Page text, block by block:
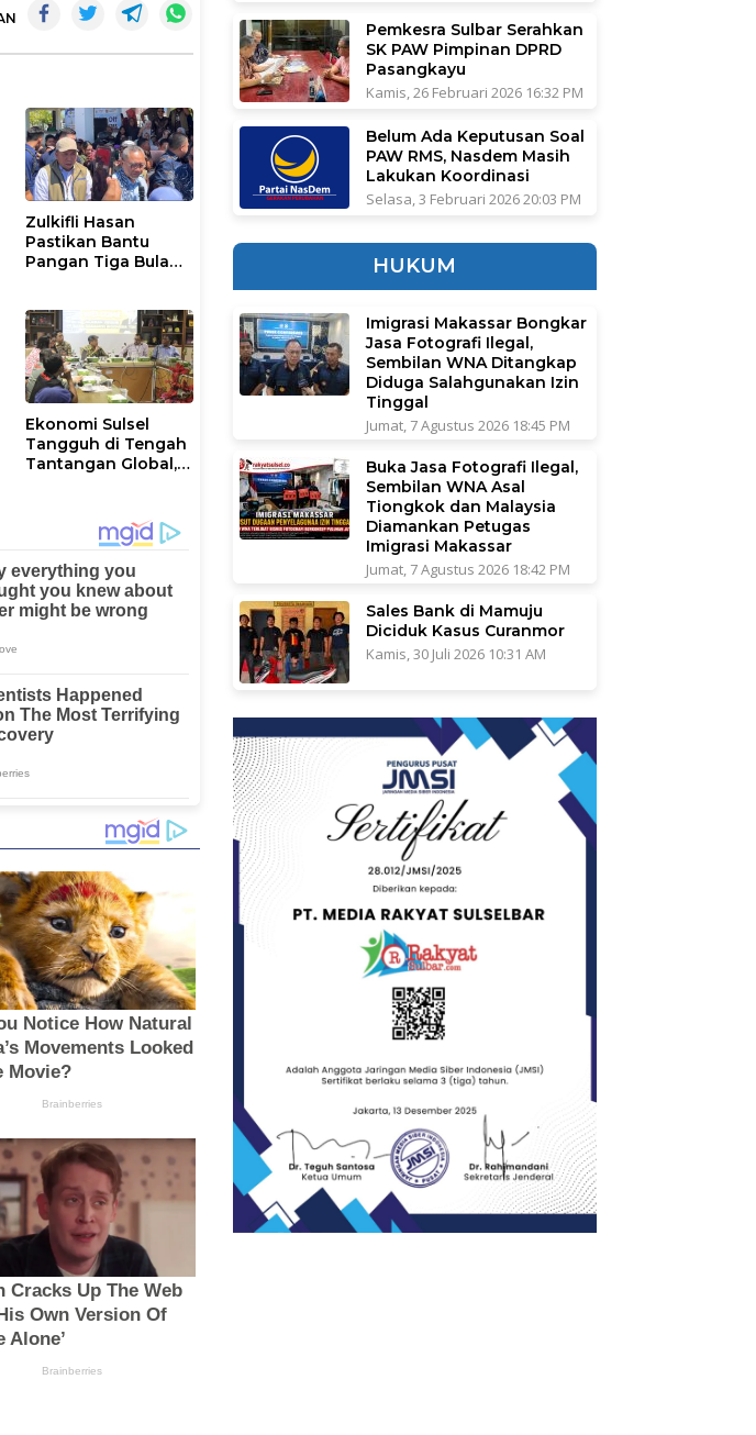
Zulkifli Hasan
Pastikan Bantu
Pangan Tiga Bulan
Ekonomi Sulsel
Tangguh di Tengah
Tantangan Global,
Transportasi
Pemkesra Sulbar Serahkan
SK PAW Pimpinan DPRD
Pasangkayu
Kamis, 26 Februari 2026 16:32 PM
Belum Ada Keputusan Soal
PAW RMS, Nasdem Masih
Lakukan Koordinasi
Selasa, 3 Februari 2026 20:03 PM
HUKUM
Imigrasi Makassar Bongkar
Jasa Fotografi Ilegal,
Sembilan WNA Ditangkap
Diduga Salahgunakan Izin
Tinggal
Jumat, 7 Agustus 2026 18:45 PM
Buka Jasa Fotografi Ilegal,
Sembilan WNA Asal
Tiongkok dan Malaysia
Diamankan Petugas
Imigrasi Makassar
Jumat, 7 Agustus 2026 18:42 PM
Sales Bank di Mamuju
Diciduk Kasus Curanmor
Kamis, 30 Juli 2026 10:31 AM